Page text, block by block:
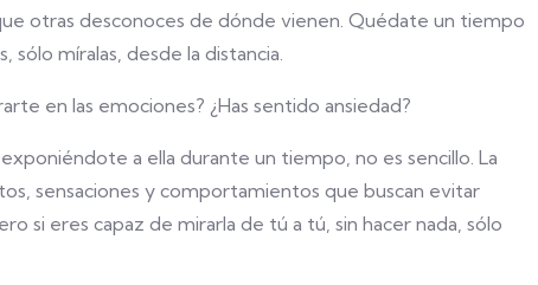
otras desconoces de dónde vienen. Quédate un tiempo
míralas, desde la distancia.
en las emociones? ¿Has sentido ansiedad?
, exponiéndote a ella durante un tiempo, no es sencillo. La
sensaciones y comportamientos que buscan evitar
si eres capaz de mirarla de tú a tú, sin hacer nada, sólo